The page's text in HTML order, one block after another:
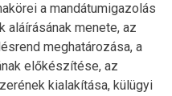
a mandátumigazolás
menete, az
meghatározása, a
előkészítése, az
kialakítása, külügyi